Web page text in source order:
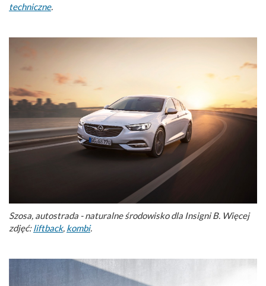
techniczne.
Szosa, autostrada - naturalne środowisko dla Insigni B. Więcej
zdjęć:liftback, kombi.